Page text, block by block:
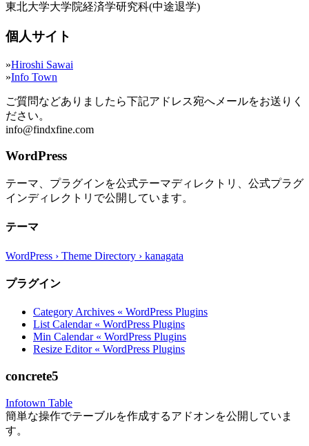
東北大学大学院経済学研究科(中途退学)
個人サイト
»Hiroshi Sawai
»Info Town
ご質問などありましたら下記アドレス宛へメールをお送りく
ださい。
info@findxfine.com
WordPress
テーマ、プラグインを公式テーマディレクトリ、公式プラグ
インディレクトリで公開しています。
テーマ
WordPress › Theme Directory › kanagata
プラグイン
Category Archives « WordPress Plugins
List Calendar « WordPress Plugins
Min Calendar « WordPress Plugins
Resize Editor « WordPress Plugins
concrete5
Infotown Table
簡単な操作でテーブルを作成するアドオンを公開していま
す。